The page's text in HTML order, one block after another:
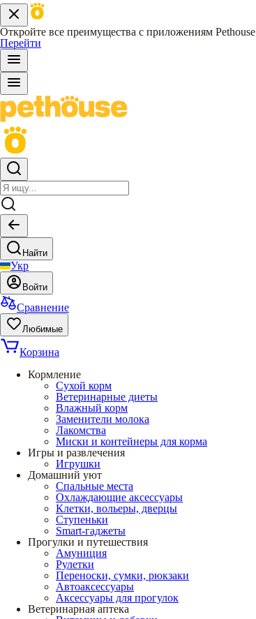
Откройте все преимущества с приложениям Pethouse
Перейти
Найти
Укр
Войти
Сравнение
Любимые
Корзина
Кормление
Сухой корм
Ветеринарные диеты
Влажный корм
Заменители молока
Лакомства
Миски и контейнеры для корма
Игры и развлечения
Игрушки
Домашний уют
Спальные места
Охлаждающие аксессуары
Клетки, вольеры, дверцы
Ступеньки
Smart-гаджеты
Прогулки и путешествия
Амуниция
Рулетки
Переноски, сумки, рюкзаки
Автоаксессуары
Аксессуары для прогулок
Ветеринарная аптека